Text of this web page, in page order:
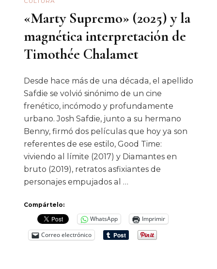
«Marty Supremo» (2025) y la
magnética interpretación de
Timothée Chalamet
Desde hace más de una década, el apellido
Safdie se volvió sinónimo de un cine
frenético, incómodo y profundamente
urbano. Josh Safdie, junto a su hermano
Benny, firmó dos películas que hoy ya son
referentes de ese estilo, Good Time:
viviendo al límite (2017) y Diamantes en
bruto (2019), retratos asfixiantes de
personajes empujados al …
Compártelo:
WhatsApp
Imprimir
Correo electrónico